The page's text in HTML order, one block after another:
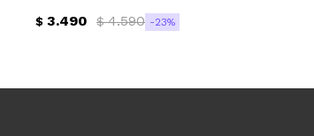
$ 3.490 $ 4.590 23